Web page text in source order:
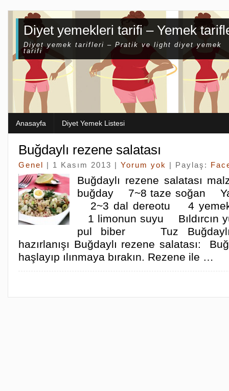
Diyet yemekleri tarifi – Yemek
Diyet yemek tarifleri – Pratik ve light diyet yemek
tarifi
Anasayfa Diyet Yemek Listesi
Buğdaylı rezene salatası
Genel | 1 Kasım 2013 | Yorum yok | Paylaş:
Buğdaylı rezene salatası
buğday 7~8 taze soğan
2~3 dal dereotu 4 yemek
1 limonun suyu Bıldırcın
pul biber Tuz Buğdaylı
hazırlanışı Buğdaylı rezene salatası:
haşlayıp ılınmaya bırakın. Rezene ile …